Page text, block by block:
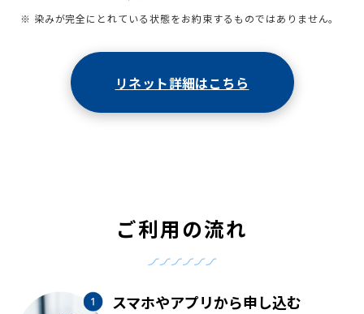
※ 染みが完全にとれている状態をお約束するものではありません。
リネット詳細はこちら
ご利用の流れ
スマホやアプリから申し込む